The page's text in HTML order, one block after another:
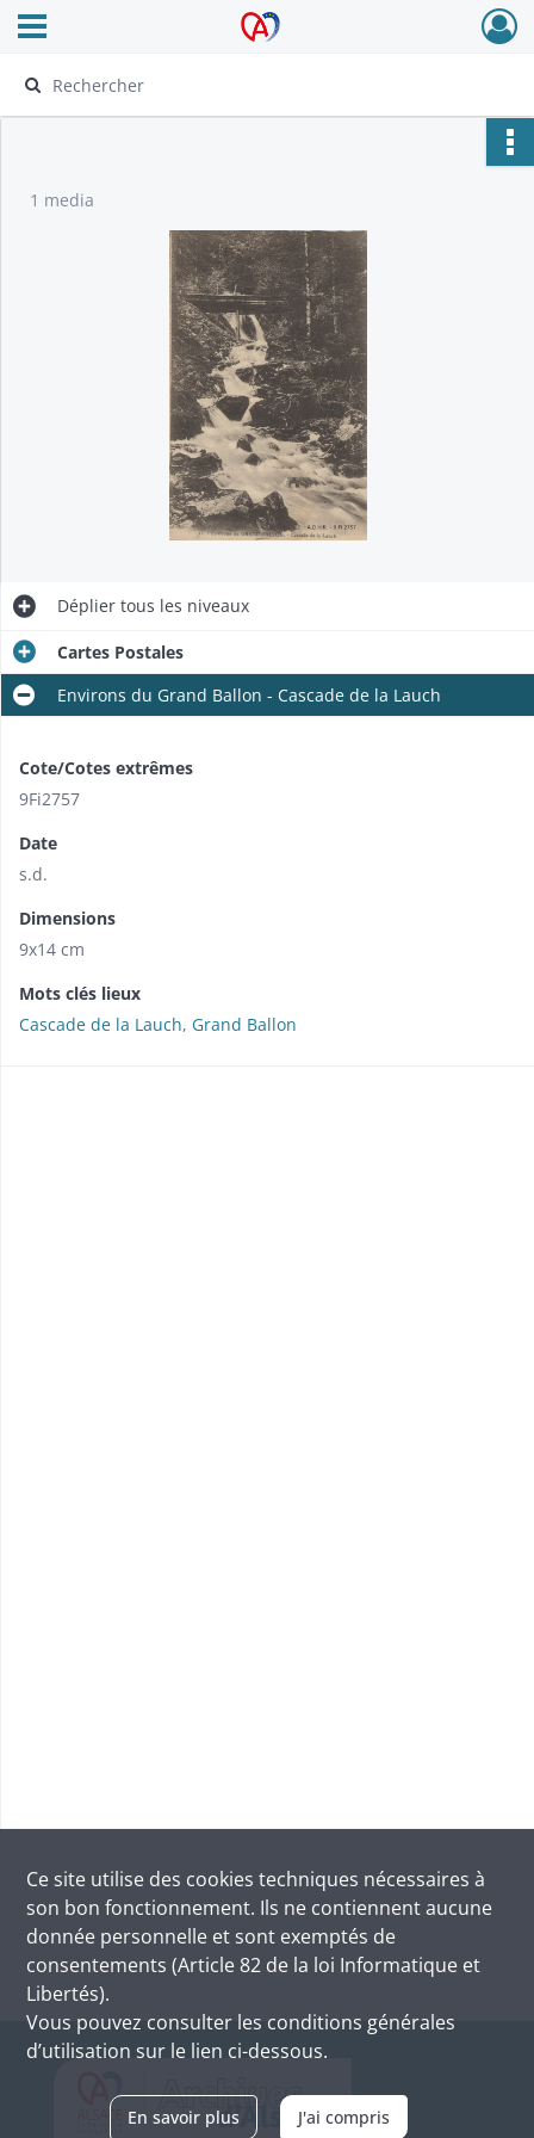
Archives Alsace - Colmar
Ouvrir le menu déroulant
1 media
Déplier tous les niveaux
Cartes Postales
Environs du Grand Ballon - Cascade de la Lauch
Cote/Cotes extrêmes
9Fi2757
Date
s.d.
Dimensions
9x14 cm
Mots clés lieux
Cascade de la Lauch, Grand Ballon
Ce site utilise des cookies techniques nécessaires à
son bon fonctionnement. Ils ne contiennent aucune
donnée personnelle et sont exemptés de
consentements (Article 82 de la loi Informatique et
Libertés).
Vous pouvez consulter les conditions générales
d’utilisation sur le lien ci-dessous.
En savoir plus J'ai compris